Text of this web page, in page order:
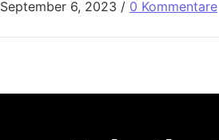
September 6, 2023 / 0 Kommentare